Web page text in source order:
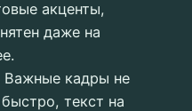
акценты,
даже на
Важные кадры не
текст на